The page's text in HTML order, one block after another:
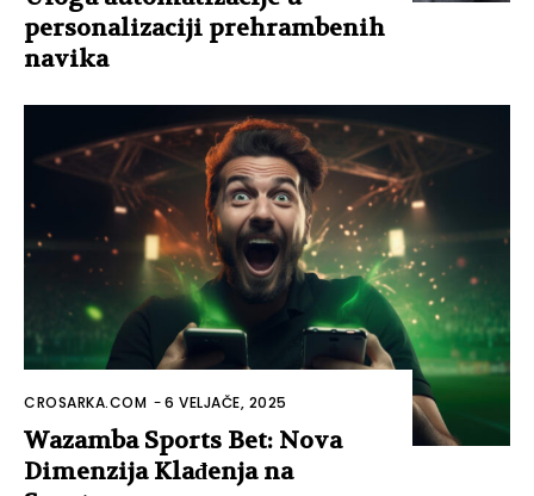
personalizaciji prehrambenih
navika
CROSARKA.COM -6 VELJAČE, 2025
Wazamba Sports Bet: Nova
Dimenzija Klađenja na